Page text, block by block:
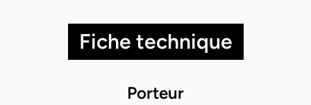
sièges individuels et caissons. L’intérieur
s’adapte à vos besoins en véhicule utilitaire ou
en véhicule de loisirs !Fiche technique
Porteur